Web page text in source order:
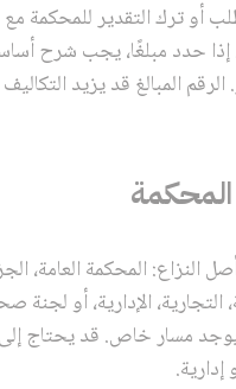
ترك التقدير للمحكمة مع
حدد مبلغًا، يجب شرح
الرقم المبالغ قد يزيد
المحكمة العامة،
التجارية، الإدارية، أو لجنة
مسار خاص. قد يحتاج